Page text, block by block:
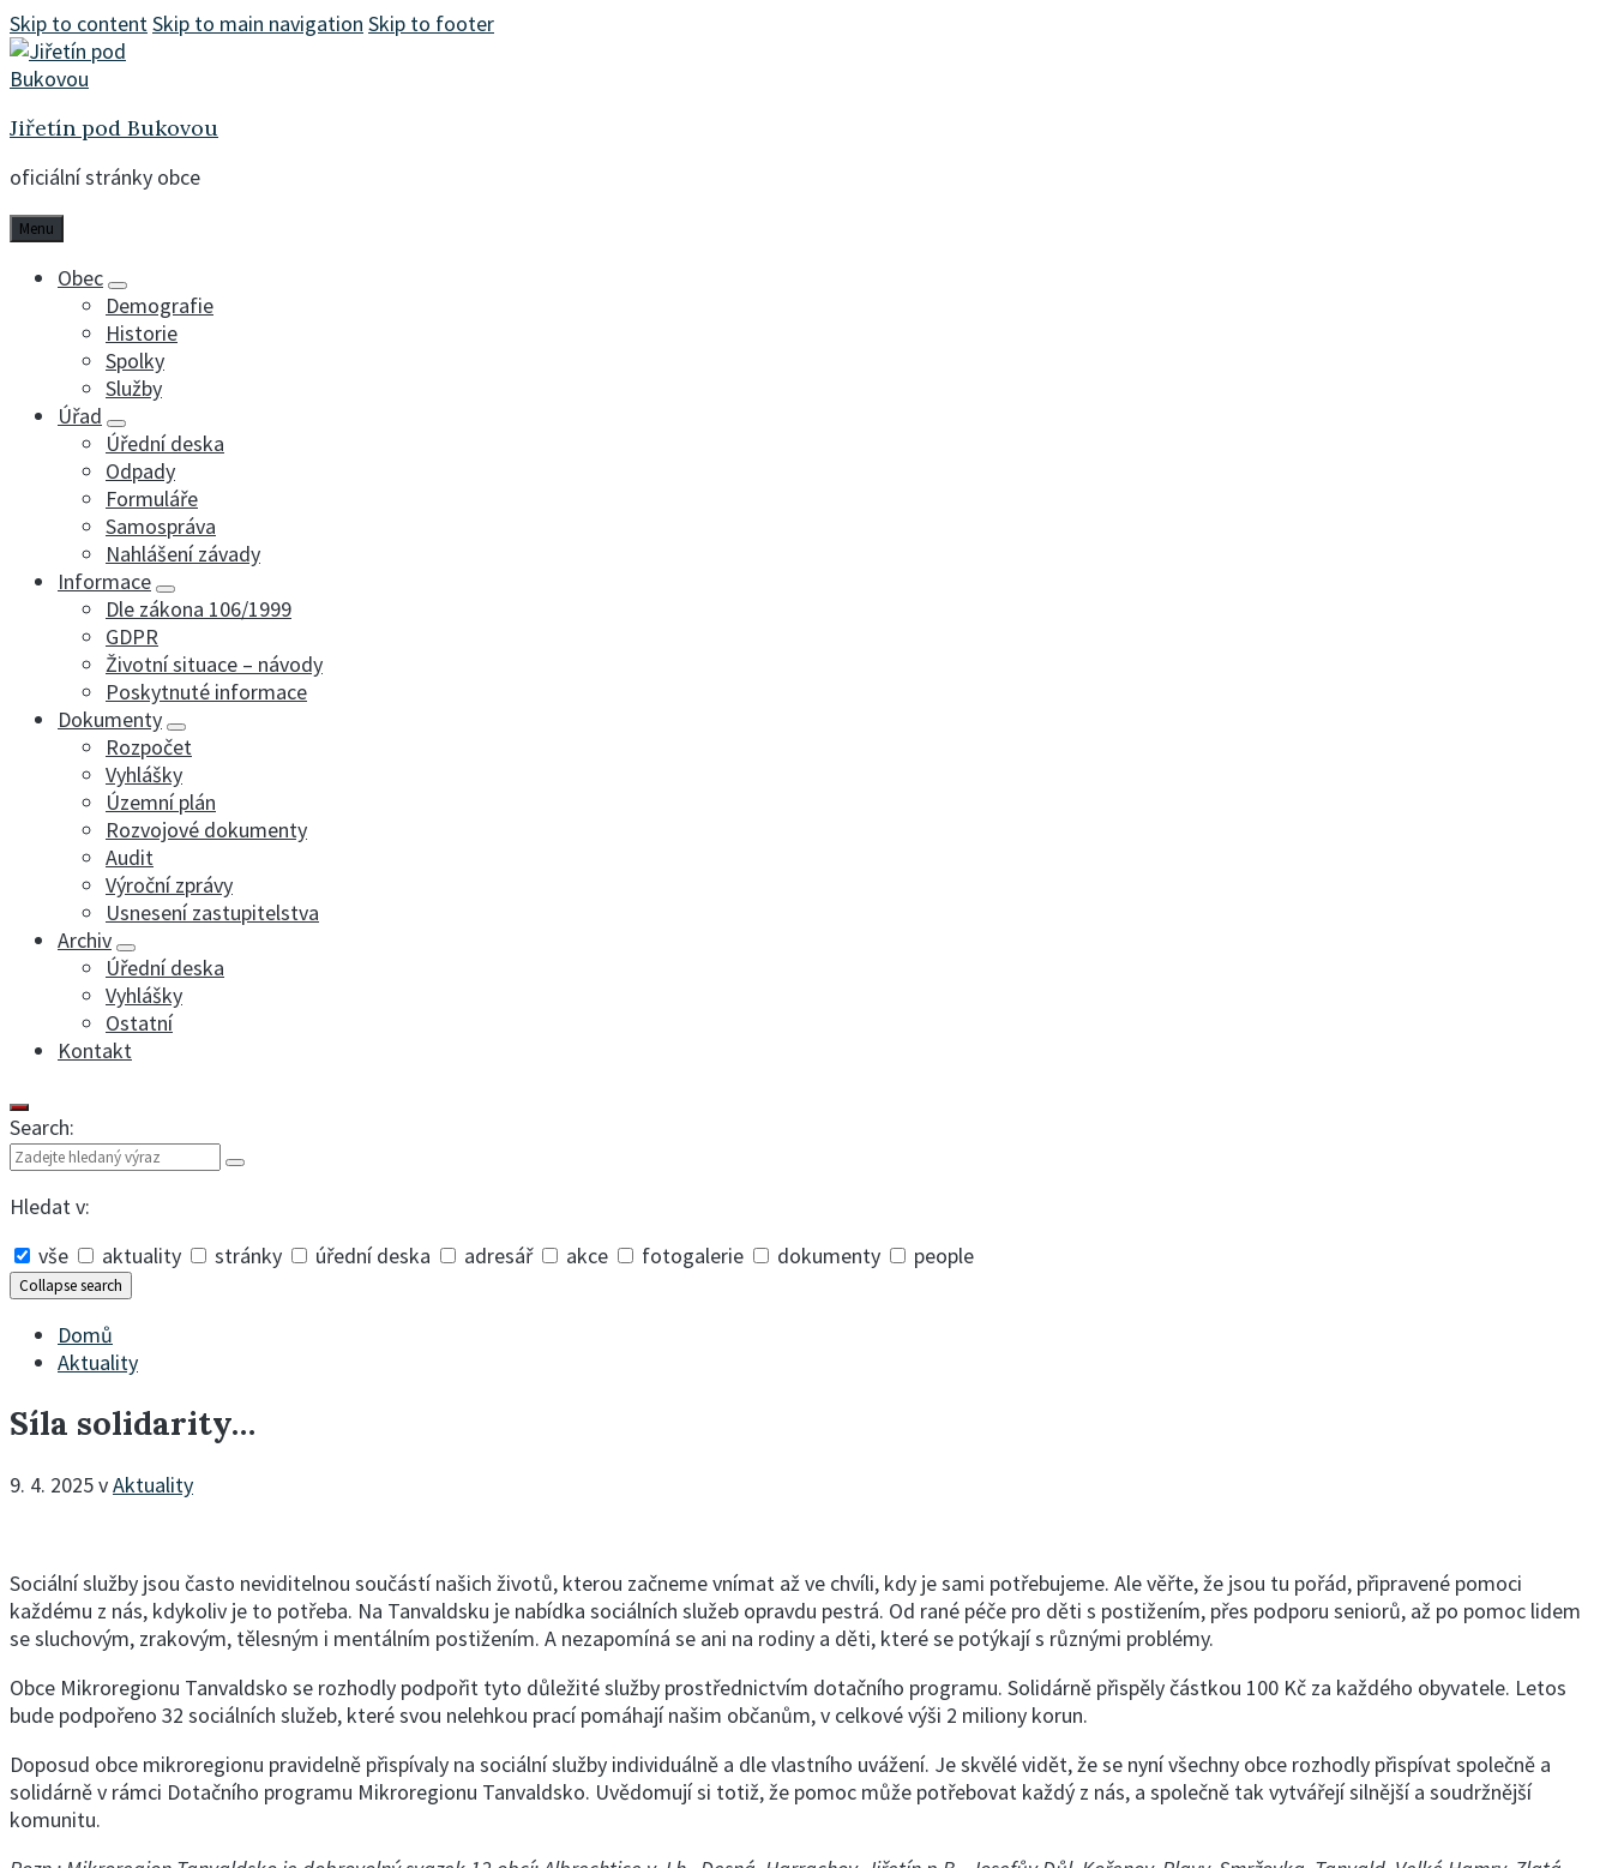
Skip to contentSkip to main navigation Skip to footer
Jiřetín pod Bukovou
oficiální stránky obce
Menu
Obec
Demografie
Historie
Spolky
Služby
Úřad
Úřední deska
Odpady
Formuláře
Samospráva
Nahlášení závady
Informace
Dle zákona 106/1999
GDPR
Životní situace – návody
Poskytnuté informace
Dokumenty
Rozpočet
Vyhlášky
Územní plán
Rozvojové dokumenty
Audit
Výroční zprávy
Usnesení zastupitelstva
Archiv
Úřední deska
Vyhlášky
Ostatní
Kontakt
Search:
Hledat v:
vše
aktuality stránky úřední deska adresář akce fotogalerie dokumenty people
Collapse search
Domů
Aktuality
Síla solidarity…
9. 4. 2025vAktuality
Sociální služby jsou často neviditelnou součástí našich životů, kterou začneme vnímat až ve chvíli, kdy je sami potřebujeme. Ale věřte, že jsou tu pořád, připravené pomoci
každému z nás, kdykoliv je to potřeba. Na Tanvaldsku je nabídka sociálních služeb opravdu pestrá. Od rané péče pro děti s postižením, přes podporu seniorů, až po pomoc lidem
se sluchovým, zrakovým, tělesným i mentálním postižením. A nezapomíná se ani na rodiny a děti, které se potýkají s různými problémy.
Obce Mikroregionu Tanvaldsko se rozhodly podpořit tyto důležité služby prostřednictvím dotačního programu. Solidárně přispěly částkou 100 Kč za každého obyvatele. Letos
bude podpořeno 32 sociálních služeb, které svou nelehkou prací pomáhají našim občanům, v celkové výši 2 miliony korun.
Doposud obce mikroregionu pravidelně přispívaly na sociální služby individuálně a dle vlastního uvážení. Je skvělé vidět, že se nyní všechny obce rozhodly přispívat společně a
solidárně v rámci Dotačního programu Mikroregionu Tanvaldsko. Uvědomují si totiž, že pomoc může potřebovat každý z nás, a společně tak vytvářejí silnější a soudržnější
komunitu.